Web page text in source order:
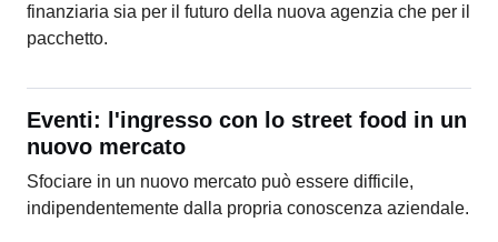
finanziaria sia per il futuro della nuova agenzia che per il
pacchetto.
Eventi: l'ingresso con lo street food in un
nuovo mercato
Sfociare in un nuovo mercato può essere difficile,
indipendentemente dalla propria conoscenza aziendale.